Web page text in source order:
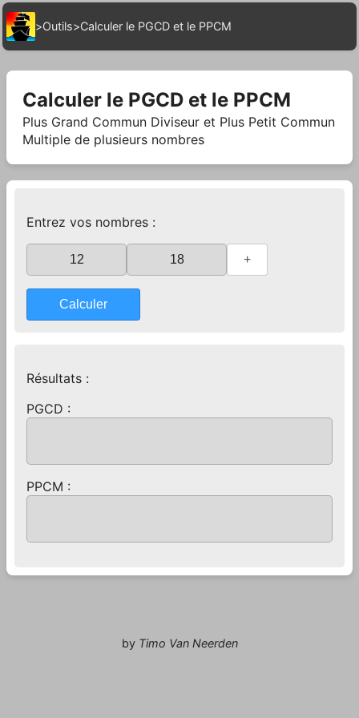
>Outils>Calculer le PGCD et le PPCM
Calculer le PGCD et le PPCM
Plus Grand Commun Diviseur et Plus Petit Commun
Multiple de plusieurs nombres
Entrez vos nombres :
+
Calculer
Résultats :
PGCD :
PPCM :
by Timo Van Neerden